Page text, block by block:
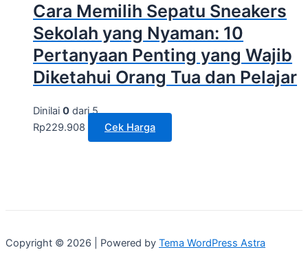
Cara Memilih Sepatu Sneakers
Sekolah yang Nyaman: 10
Pertanyaan Penting yang Wajib
Diketahui Orang Tua dan Pelajar
Dinilai 0 dari 5
Rp229.908 Cek Harga
Copyright © 2026 | Powered by Tema WordPress Astra